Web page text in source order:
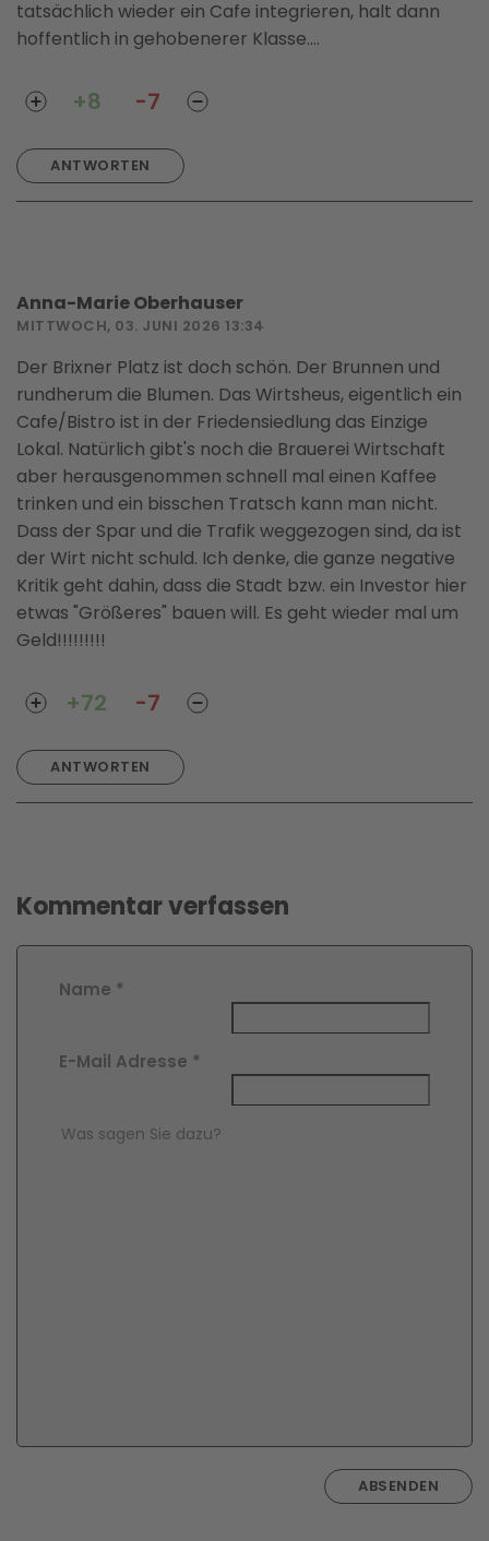
tatsächlich wieder ein Cafe integrieren, halt dann
hoffentlich in gehobenerer Klasse....
ANTWORTEN
+8 -7
Anna-Marie Oberhauser
MITTWOCH, 03. JUNI 2026 13:34
Der Brixner Platz ist doch schön. Der Brunnen und
rundherum die Blumen. Das Wirtsheus, eigentlich ein
Cafe/Bistro ist in der Friedensiedlung das Einzige
Lokal. Natürlich gibt's noch die Brauerei Wirtschaft
aber herausgenommen schnell mal einen Kaffee
trinken und ein bisschen Tratsch kann man nicht.
Dass der Spar und die Trafik weggezogen sind, da ist
der Wirt nicht schuld. Ich denke, die ganze negative
Kritik geht dahin, dass die Stadt bzw. ein Investor hier
etwas "Größeres" bauen will. Es geht wieder mal um
Geld!!!!!!!!!
ANTWORTEN
+72 -7
Kommentar verfassen
Name *
E-Mail Adresse *
Comment Text*
ABSENDEN